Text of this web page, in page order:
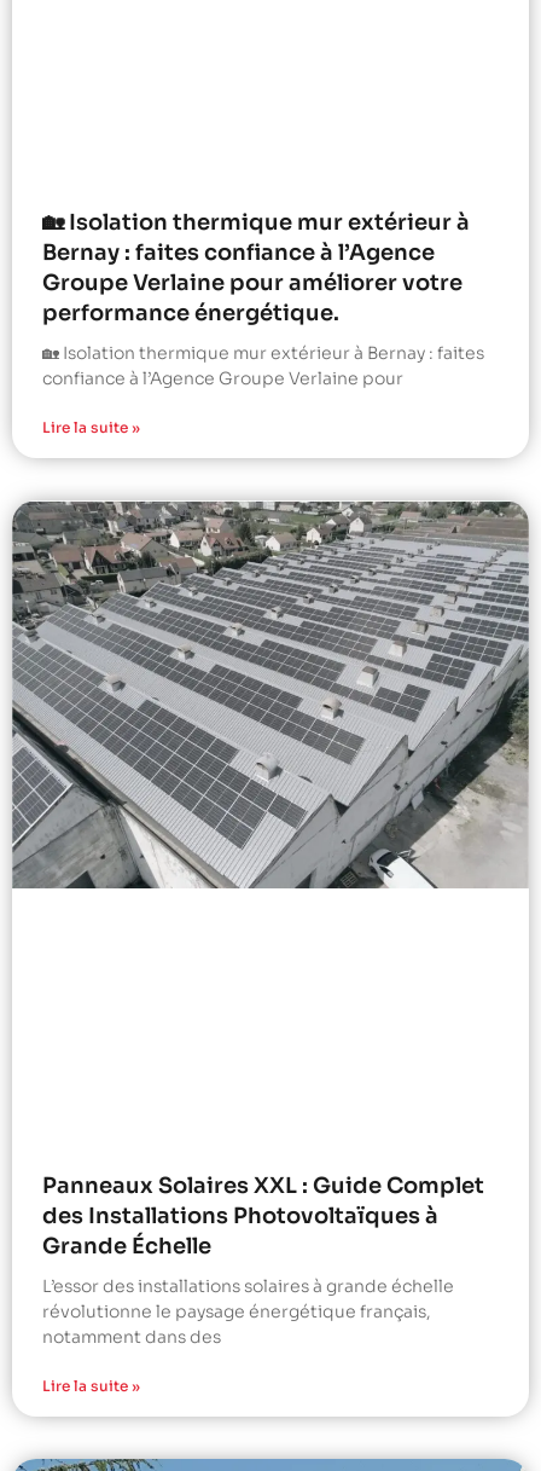
🏡 Isolation thermique mur extérieur à
Bernay : faites confiance à l’Agence
Groupe Verlaine pour améliorer votre
performance énergétique.
🏡 Isolation thermique mur extérieur à Bernay : faites
confiance à l’Agence Groupe Verlaine pour
Lire la suite »
Panneaux Solaires XXL : Guide Complet
des Installations Photovoltaïques à
Grande Échelle
L’essor des installations solaires à grande échelle
révolutionne le paysage énergétique français,
notamment dans des
Lire la suite »